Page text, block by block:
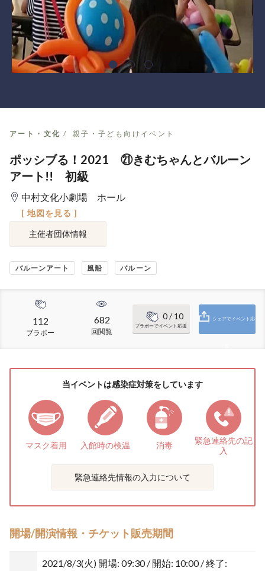
アート・文化 親子・子ども向けイベント
ポッシブる！2021 ㉑きむちゃんとバルーン
アート!! 初級
中村文化小劇場 ホール
[ 地図を見る ]
主催者団体情報
バルーンアート 風船 バルーン
112
ブラボー
682
回閲覧
0/ 10
ブラボーでイベント応援
シェアでイベント応
当イベントは感染症対策をしています
マスク着用 入館時の検温 消毒 緊急連絡先の記
入
緊急連絡先情報の入力について
開場/開演情報・チケット販売期間
2021/8/3(火) 開場: 09:30 / 開始: 10:00 / 終了: